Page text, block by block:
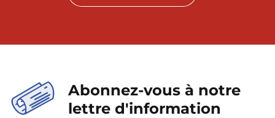
Abonnez-vous à notre
lettre d'information